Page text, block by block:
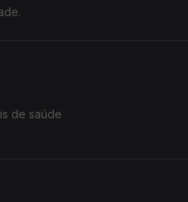
de saúde